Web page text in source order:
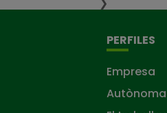
❯
PERFILES
Empresa
Autònoma